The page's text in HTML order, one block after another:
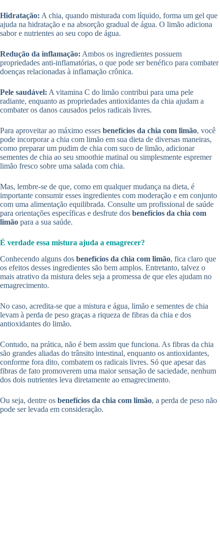
Hidratação: A chia, quando misturada com líquido, forma um gel que
ajuda na hidratação e na absorção gradual de água. O limão adiciona
sabor e nutrientes ao seu copo de água.
Redução da inflamação: Ambos os ingredientes possuem
propriedades anti-inflamatórias, o que pode ser benéfico para combater
doenças relacionadas à inflamação crônica.
Pele saudável: A vitamina C do limão contribui para uma pele
radiante, enquanto as propriedades antioxidantes da chia ajudam a
combater os danos causados pelos radicais livres.
Para aproveitar ao máximo esses benefícios da chia com limão, você
pode incorporar a chia com limão em sua dieta de diversas maneiras,
como preparar um pudim de chia com suco de limão, adicionar
sementes de chia ao seu smoothie matinal ou simplesmente espremer
limão fresco sobre uma salada com chia.
Mas, lembre-se de que, como em qualquer mudança na dieta, é
importante consumir esses ingredientes com moderação e em conjunto
com uma alimentação equilibrada. Consulte um profissional de saúde
para orientações específicas e desfrute dos benefícios da chia com
limão para a sua saúde.
É verdade essa mistura ajuda a emagrecer?
Conhecendo alguns dos benefícios da chia com limão, fica claro que
os efeitos desses ingredientes são bem amplos. Entretanto, talvez o
mais atrativo da mistura deles seja a promessa de que eles ajudam no
emagrecimento.
No caso, acredita-se que a mistura e água, limão e sementes de chia
levam à perda de peso graças a riqueza de fibras da chia e dos
antioxidantes do limão.
Contudo, na prática, não é bem assim que funciona. As fibras da chia
são grandes aliadas do trânsito intestinal, enquanto os antioxidantes,
conforme fora dito, combatem os radicais livres. Só que apesar das
fibras de fato promoverem uma maior sensação de saciedade, nenhum
dos dois nutrientes leva diretamente ao emagrecimento.
Ou seja, dentre os benefícios da chia com limão, a perda de peso não
pode ser levada em consideração.